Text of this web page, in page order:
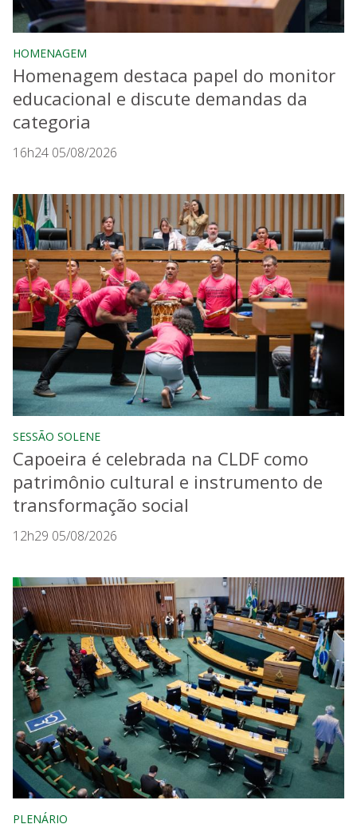
HOMENAGEM
Homenagem destaca papel do monitor
educacional e discute demandas da
categoria
16h24 05/08/2026
SESSÃO SOLENE
Capoeira é celebrada na CLDF como
patrimônio cultural e instrumento de
transformação social
12h29 05/08/2026
PLENÁRIO